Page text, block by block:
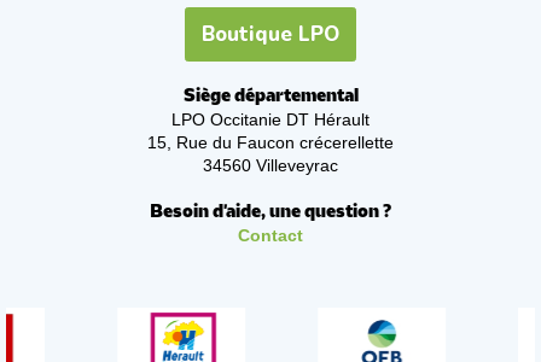
Boutique LPO
Siège départemental
LPO Occitanie DT Hérault
15, Rue du Faucon crécerellette
34560 Villeveyrac
Besoin d'aide, une question ?
Contact